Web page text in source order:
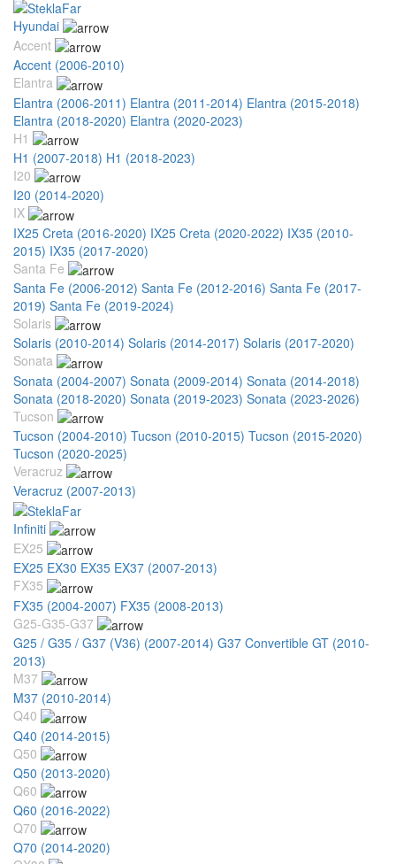
Hyundai
Accent
Accent (2006-2010)
Elantra
Elantra (2006-2011) Elantra (2011-2014) Elantra (2015-2018)
Elantra (2018-2020) Elantra (2020-2023)
H1
H1 (2007-2018) H1 (2018-2023)
I20
I20 (2014-2020)
IX
IX25 Creta (2016-2020) IX25 Creta (2020-2022) IX35 (2010-
2015) IX35 (2017-2020)
Santa Fe
Santa Fe (2006-2012) Santa Fe (2012-2016) Santa Fe (2017-
2019) Santa Fe (2019-2024)
Solaris
Solaris (2010-2014) Solaris (2014-2017) Solaris (2017-2020)
Sonata
Sonata (2004-2007) Sonata (2009-2014) Sonata (2014-2018)
Sonata (2018-2020) Sonata (2019-2023) Sonata (2023-2026)
Tucson
Tucson (2004-2010) Tucson (2010-2015) Tucson (2015-2020)
Tucson (2020-2025)
Veracruz
Veracruz (2007-2013)
Infiniti
EX25
EX25 EX30 EX35 EX37 (2007-2013)
FX35
FX35 (2004-2007) FX35 (2008-2013)
G25-G35-G37
G25 / G35 / G37 (V36) (2007-2014) G37 Convertible GT (2010-
2013)
M37
M37 (2010-2014)
Q40
Q40 (2014-2015)
Q50
Q50 (2013-2020)
Q60
Q60 (2016-2022)
Q70
Q70 (2014-2020)